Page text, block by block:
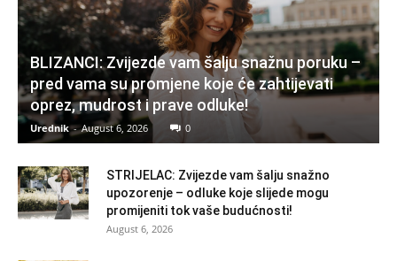
BLIZANCI: Zvijezde vam šalju snažnu poruku –
pred vama su promjene koje će zahtijevati
oprez, mudrost i prave odluke!
Urednik - August 6, 2026 0
STRIJELAC: Zvijezde vam šalju snažno
upozorenje – odluke koje slijede mogu
promijeniti tok vaše budućnosti!
August 6, 2026